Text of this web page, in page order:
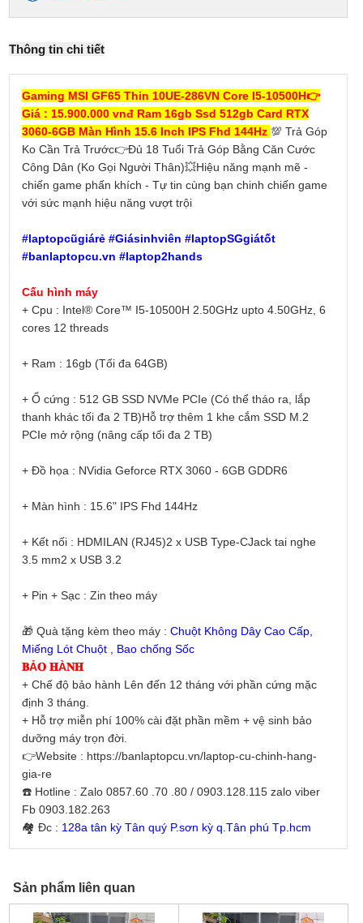
Thông tin chi tiết
Gaming MSI GF65 Thin 10UE-286VN Core I5-10500H👉
Giá : 15.900.000 vnđRam 16gb Ssd 512gb Card RTX
3060-6GB Màn Hình 15.6 Inch IPS Fhd 144Hz 💯 Trả Góp
Ko Cần Trả Trước👉Đủ 18 Tuổi Trả Góp Bằng Căn Cước
Công Dân (Ko Gọi Người Thân)💥Hiệu năng mạnh mẽ -
chiến game phấn khích - Tự tin cùng bạn chinh chiến game
với sức mạnh hiệu năng vượt trội
#laptopcũgiárẻ #Giásinhviên #laptopSGgiátốt
#banlaptopcu.vn #laptop2hands
Cấu hình máy
+ Cpu : Intel® Core™ I5-10500H 2.50GHz upto 4.50GHz, 6
cores 12 threads
+ Ram : 16gb (Tối đa 64GB)
+ Ổ cứng : 512 GB SSD NVMe PCIe (Có thể tháo ra, lắp
thanh khác tối đa 2 TB)Hỗ trợ thêm 1 khe cắm SSD M.2
PCIe mở rộng (nâng cấp tối đa 2 TB)
+ Đồ họa : NVidia Geforce RTX 3060 - 6GB GDDR6
+ Màn hình : 15.6" IPS Fhd 144Hz
+ Kết nối : HDMILAN (RJ45)2 x USB Type-CJack tai nghe
3.5 mm2 x USB 3.2
+ Pin + Sạc : Zin theo máy
🎁 Quà tặng kèm theo máy : Chuột Không Dây Cao Cấp,
Miếng Lót Chuột , Bao chống Sốc
𝐁Ả𝐎 𝐇À𝐍𝐇
+ Chế độ bảo hành Lên đến 12 tháng với phần cứng mặc
định 3 tháng.
+ Hỗ trợ miễn phí 100% cài đặt phần mềm + vệ sinh bảo
dưỡng máy trọn đời.
👉Website : https://banlaptopcu.vn/laptop-cu-chinh-hang-
gia-re
☎️ Hotline : Zalo 0857.60 .70 .80 / 0903.128.115 zalo viber
Fb 0903.182.263
🏘 Đc : 128a tân kỳ Tân quý P.sơn kỳ q.Tân phú Tp.hcm
Sản phẩm liên quan